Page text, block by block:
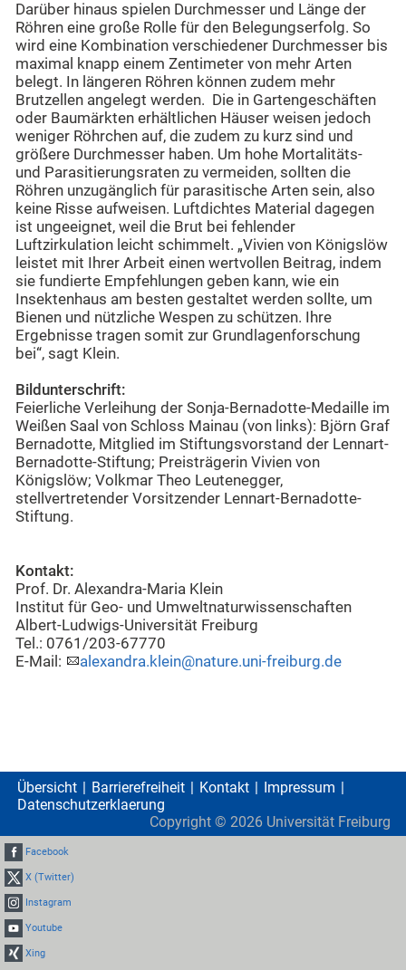
Darüber hinaus spielen Durchmesser und Länge der
Röhren eine große Rolle für den Belegungserfolg. So
wird eine Kombination verschiedener Durchmesser bis
maximal knapp einem Zentimeter von mehr Arten
belegt. In längeren Röhren können zudem mehr
Brutzellen angelegt werden. Die in Gartengeschäften
oder Baumärkten erhältlichen Häuser weisen jedoch
weniger Röhrchen auf, die zudem zu kurz sind und
größere Durchmesser haben. Um hohe Mortalitäts-
und Parasitierungsraten zu vermeiden, sollten die
Röhren unzugänglich für parasitische Arten sein, also
keine Risse aufweisen. Luftdichtes Material dagegen
ist ungeeignet, weil die Brut bei fehlender
Luftzirkulation leicht schimmelt. „Vivien von Königslöw
leistet mit Ihrer Arbeit einen wertvollen Beitrag, indem
sie fundierte Empfehlungen geben kann, wie ein
Insektenhaus am besten gestaltet werden sollte, um
Bienen und nützliche Wespen zu schützen. Ihre
Ergebnisse tragen somit zur Grundlagenforschung
bei“, sagt Klein.
Bildunterschrift:
Feierliche Verleihung der Sonja-Bernadotte-Medaille im
Weißen Saal von Schloss Mainau (von links): Björn Graf
Bernadotte, Mitglied im Stiftungsvorstand der Lennart-
Bernadotte-Stiftung; Preisträgerin Vivien von
Königslöw; Volkmar Theo Leutenegger,
stellvertretender Vorsitzender Lennart-Bernadotte-
Stiftung.
Kontakt:
Prof. Dr. Alexandra-Maria Klein
Institut für Geo- und Umweltnaturwissenschaften
Albert-Ludwigs-Universität Freiburg
Tel.: 0761/203-67770
E-Mail:
alexandra.klein@nature.uni-freiburg.de
Übersicht Barrierefreiheit Kontakt
Impressum
Datenschutzerklaerung
Copyright © 2026 Universität Freiburg
Facebook
X (Twitter)
Instagram
Youtube
Xing